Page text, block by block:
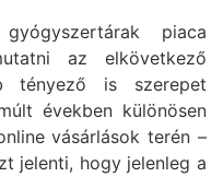
piaca
az elkövetkező
tényező is szerepet
években különösen
vásárlások terén –
jelenti, hogy jelenleg a